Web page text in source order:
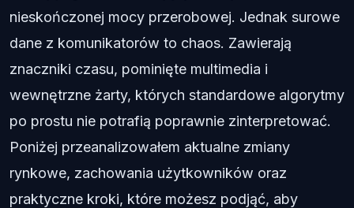
nieskończonej mocy przerobowej. Jednak surowe
dane z komunikatorów to chaos. Zawierają
znaczniki czasu, pominięte multimedia i
wewnętrzne żarty, których standardowe algorytmy
po prostu nie potrafią poprawnie zinterpretować.
Poniżej przeanalizowałem aktualne zmiany
rynkowe, zachowania użytkowników oraz
praktyczne kroki, które możesz podjąć, aby